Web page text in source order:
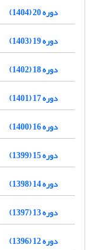
دوره 20 (1404)
دوره 19 (1403)
دوره 18 (1402)
دوره 17 (1401)
دوره 16 (1400)
دوره 15 (1399)
دوره 14 (1398)
دوره 13 (1397)
دوره 12 (1396)